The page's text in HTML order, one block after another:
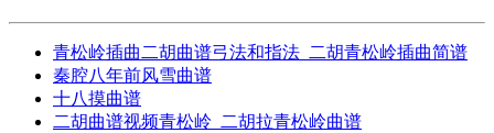
青松岭插曲二胡曲谱弓法和指法_二胡青松岭插曲简谱
秦腔八年前风雪曲谱
十八摸曲谱
二胡曲谱视频青松岭_二胡拉青松岭曲谱